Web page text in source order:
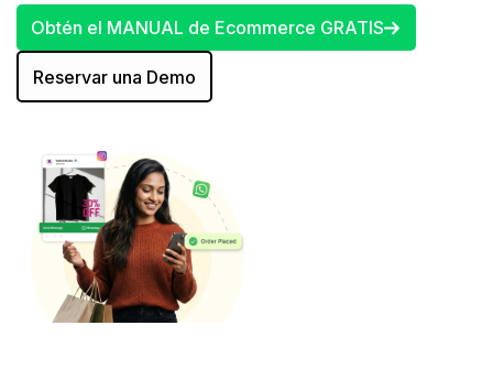
Obtén el MANUAL de Ecommerce GRATIS
Reservar una Demo